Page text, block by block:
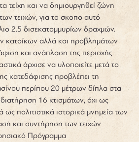
τείχη και να δημιουργηθεί ζώνη
τειχών, για το σκοπο αυτό
2.5 δισεκατομμυρίων δραχμών.
κατοίκων αλλά και προβλημάτων
και ανάπλαση της περιοχής
άρχισε να υλοποιείτε μετά το
κατεδάφισης προβλέπει τη
περίπου 20 μέτρων δίπλα στα
διατήρηση 16 κτισμάτων, όχι ως
πολιτιστικά ιστορικά μνημεία των
και συντήρηση των τειχών
Πρόγραμμα